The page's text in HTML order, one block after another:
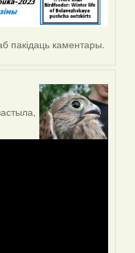
пакідаць каментары.